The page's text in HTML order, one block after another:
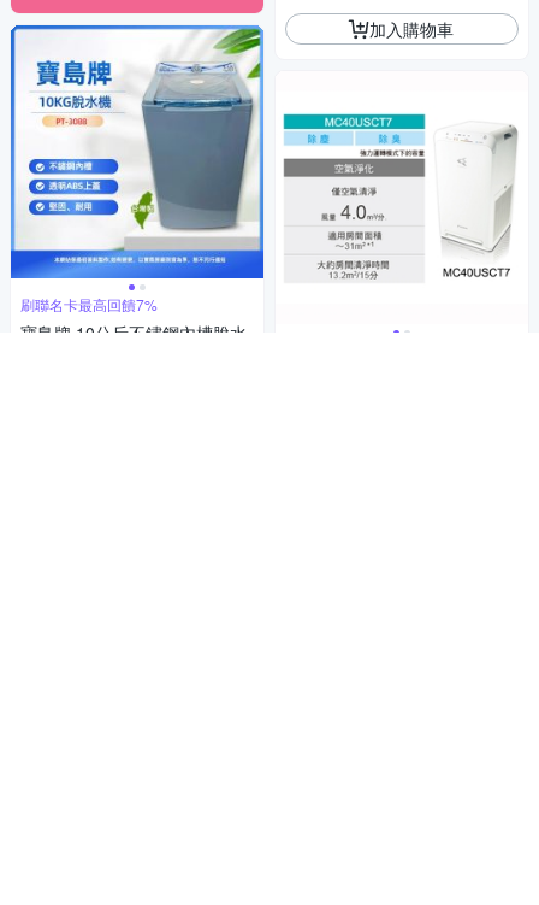
刷聯名卡最高回饋7%
寶島牌 10公斤不鏽鋼內槽脫水
加入購物車